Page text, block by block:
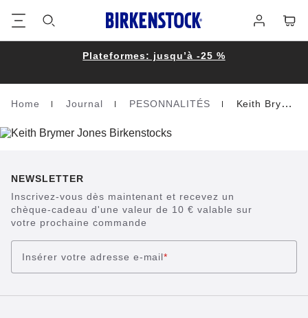
connecter
Plateformes: jusqu’à -25 %
Homepage
Home Journal PESONNALITÉS Keith Brymer Jones
NEWSLETTER
Inscrivez-vous dès maintenant et recevez un
chèque-cadeau d'une valeur de 10 € valable sur
votre prochaine commande
Insérer votre adresse e-mail*